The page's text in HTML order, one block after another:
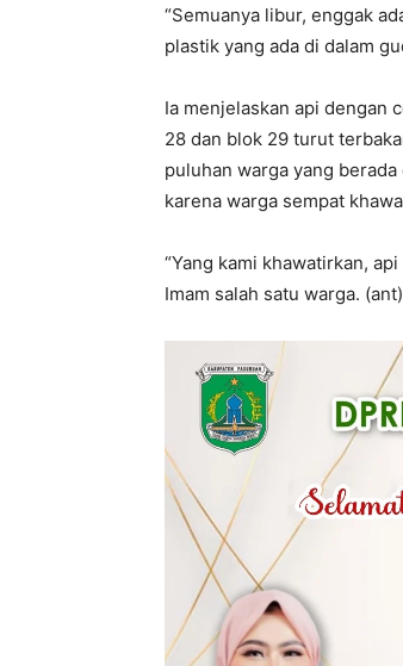
“Semuanya libur, enggak
plastik yang ada di dalam
Ia menjelaskan api dengan
28 dan blok 29 turut
puluhan warga yang
karena warga sempat
“Yang kami khawatirkan,
Imam salah satu warga. (ant)